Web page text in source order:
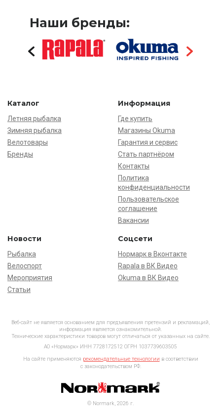
Наши бренды:
Каталог
Летняя рыбалка
Зимняя рыбалка
Велотовары
Бренды
Информация
Где купить
Магазины Okuma
Гарантия и сервис
Стать партнёром
Контакты
Политика
конфиденциальности
Пользовательское
соглашение
Вакансии
Новости
Рыбалка
Велоспорт
Мероприятия
Статьи
Соцсети
Нормарк в Вконтакте
Rapala в ВК Видео
Okuma в ВК Видео
Веб-сайт не является основанием для предъявления претензий и рекламаций,
информация является ознакомительной.
Технические характеристики товаров могут отличаться от указанных на сайте.
АО «Нормарк» ИНН 7728172512 ОГРН 1037739603505
На сайте применяются рекомендательные технологии в соответствии
с законодательством РФ.
© Normark, 2026 г.